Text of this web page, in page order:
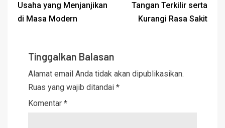
Usaha yang Menjanjikan
di Masa Modern
Tangan Terkilir serta
Kurangi Rasa Sakit
Tinggalkan Balasan
Alamat email Anda tidak akan dipublikasikan.
Ruas yang wajib ditandai *
Komentar *